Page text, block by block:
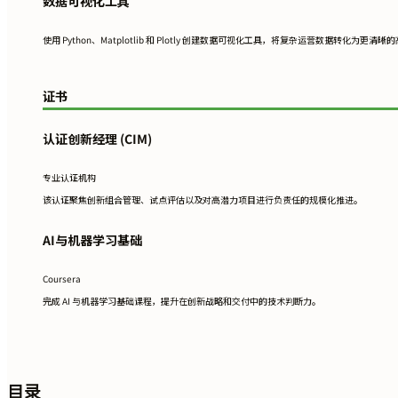
使用 Python、Matplotlib 和 Plotly 创建数据可视化工具，将复杂运营数据转化为更清晰的
证书
认证创新经理 (CIM)
专业认证机构
该认证聚焦创新组合管理、试点评估以及对高潜力项目进行负责任的规模化推进。
AI与机器学习基础
Coursera
完成 AI 与机器学习基础课程，提升在创新战略和交付中的技术判断力。
目录